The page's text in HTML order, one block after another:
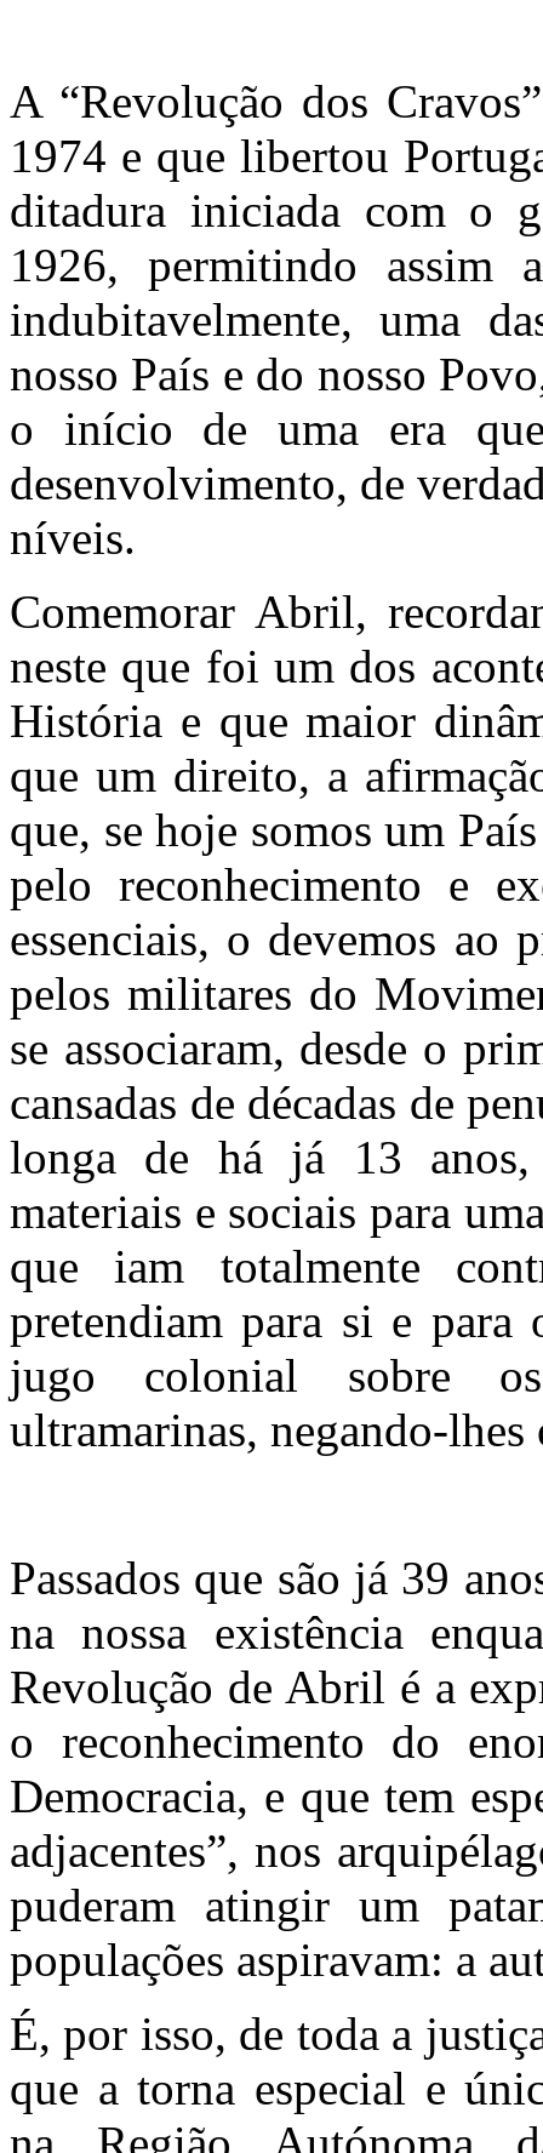
A “Revolução dos
1974 e que libertou
ditadura iniciada com o
1926, permitindo assim
indubitavelmente, uma
nosso País e do nosso
o início de uma era
desenvolvimento, de
níveis.
Comemorar Abril,
neste que foi um dos
História e que maior
que um direito, a
que, se hoje somos um
pelo reconhecimento e
essenciais, o devemos ao
pelos militares do
se associaram, desde o
cansadas de décadas de
longa de há já 13 anos,
materiais e sociais para
que iam totalmente
pretendiam para si e para
jugo colonial sobre
ultramarinas, negando-
Passados que são já 39
na nossa existência
Revolução de Abril é a
o reconhecimento do
Democracia, e que tem
adjacentes”, nos
puderam atingir um
populações aspiravam: a
É, por isso, de toda a
que a torna especial e
na Região Autónoma